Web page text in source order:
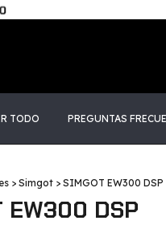
TODO PREGUNTAS
> Simgot > SIMGOT EW300 DSP
EW300 DSP